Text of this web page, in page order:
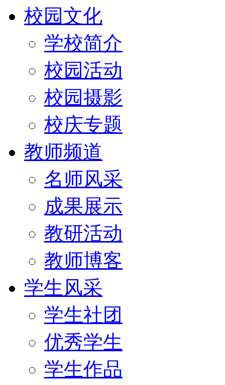
校园文化
学校简介
校园活动
校园摄影
校庆专题
教师频道
名师风采
成果展示
教研活动
教师博客
学生风采
学生社团
优秀学生
学生作品